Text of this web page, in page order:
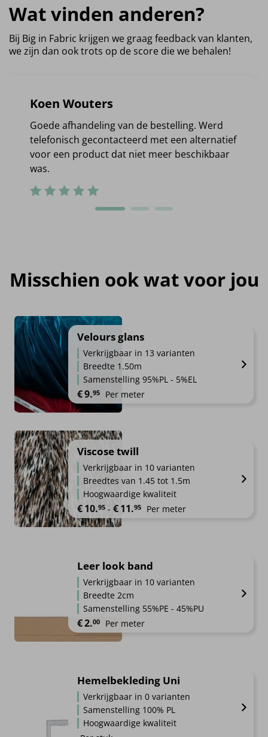
Wat vinden anderen?
Bij Big in Fabric krijgen we graag feedback van klanten,
we zijn dan ook trots op de score die we behalen!
Koen Wouters
Goede afhandeling van de bestelling. Werd
telefonisch gecontacteerd met een alternatief
voor een product dat niet meer beschikbaar
was.
Misschien ook wat voor jou
Velours glans
Verkrijgbaar in 13 varianten
Breedte 1.50m
Samenstelling 95%PL - 5%EL
€9.95 Per meter
Viscose twill
Verkrijgbaar in 10 varianten
Breedtes van 1.45 tot 1.5m
Hoogwaardige kwaliteit
€10.95 - €11.95 Prijsklasse: €10.95 tot €11.95
Per meter
Leer look band
Verkrijgbaar in 10 varianten
Breedte 2cm
Samenstelling 55%PE - 45%PU
€2.00 Per meter
Hemelbekleding Uni
Verkrijgbaar in 0 varianten
Samenstelling 100% PL
Hoogwaardige kwaliteit